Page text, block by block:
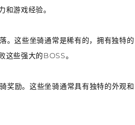
游戏经验。
。这些坐骑通常是稀有的，拥有独特的
这些强大的BOSS。
奖励。这些坐骑通常具有独特的外观和